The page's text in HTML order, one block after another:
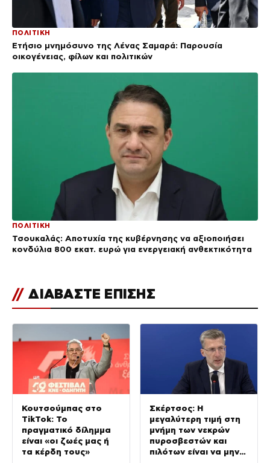
ΠΟΛΙΤΙΚΗ
Ετήσιο μνημόσυνο της Λένας Σαμαρά: Παρουσία
οικογένειας, φίλων και πολιτικών
ΠΟΛΙΤΙΚΗ
Τσουκαλάς: Αποτυχία της κυβέρνησης να αξιοποιήσει
κονδύλια 800 εκατ. ευρώ για ενεργειακή ανθεκτικότητα
// ΔΙΑΒΑΣΤΕ ΕΠΙΣΗΣ
Κουτσούμπας στο
TikTok: Το
πραγματικό δίλημμα
είναι «οι ζωές μας ή
τα κέρδη τους»
Σκέρτσος: Η
μεγαλύτερη τιμή στη
μνήμη των νεκρών
πυροσβεστών και
πιλότων είναι να μην